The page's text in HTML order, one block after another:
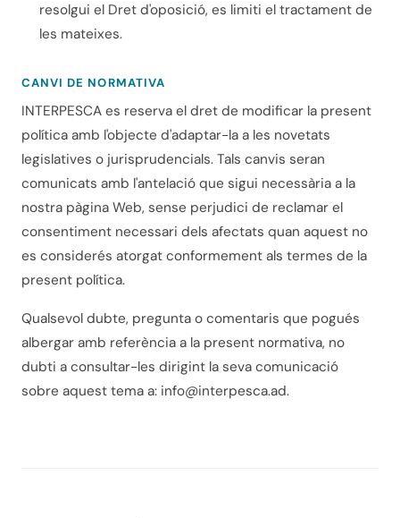
resolgui el Dret d'oposició, es limiti el tractament de
les mateixes.
CANVI DE NORMATIVA
INTERPESCA es reserva el dret de modificar la present
política amb l'objecte d'adaptar-la a les novetats
legislatives o jurisprudencials. Tals canvis seran
comunicats amb l'antelació que sigui necessària a la
nostra pàgina Web, sense perjudici de reclamar el
consentiment necessari dels afectats quan aquest no
es considerés atorgat conformement als termes de la
present política.
Qualsevol dubte, pregunta o comentaris que pogués
albergar amb referència a la present normativa, no
dubti a consultar-les dirigint la seva comunicació
sobre aquest tema a: info@interpesca.ad.